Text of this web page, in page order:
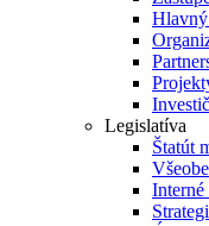
Legislatíva
Štatút
Interné